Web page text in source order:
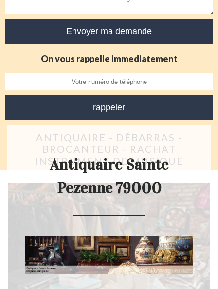
On vous rappelle immediatement
ANTIQUAIRE - DÉBARRAS -
BROCANTEUR - RACHAT
INSTRUMENT DE MUSIQUE
Antiquaire Sainte
Pezenne 79000